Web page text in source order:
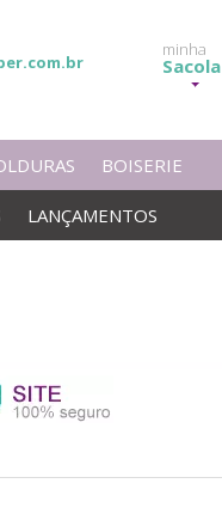
minha
Sacola
BOISERIE
LANÇAMENTOS